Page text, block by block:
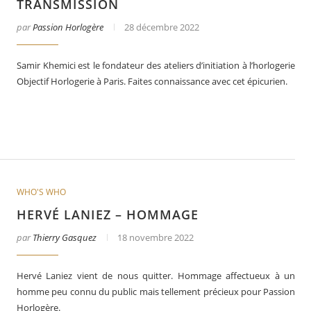
TRANSMISSION
parPassion Horlogère 28 décembre 2022
Samir Khemici est le fondateur des ateliers d’initiation à l’horlogerie
Objectif Horlogerie à Paris. Faites connaissance avec cet épicurien.
WHO'S WHO
HERVÉ LANIEZ – HOMMAGE
parThierry Gasquez 18 novembre 2022
Hervé Laniez vient de nous quitter. Hommage affectueux à un
homme peu connu du public mais tellement précieux pour Passion
Horlogère.